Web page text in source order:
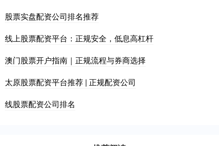
股票实盘配资公司排名推荐
线上股票配资平台：正规安全，低息高杠杆
澳门股票开户指南｜正规流程与券商选择
太原股票配资平台推荐 | 正规配资公司
线股票配资公司排名